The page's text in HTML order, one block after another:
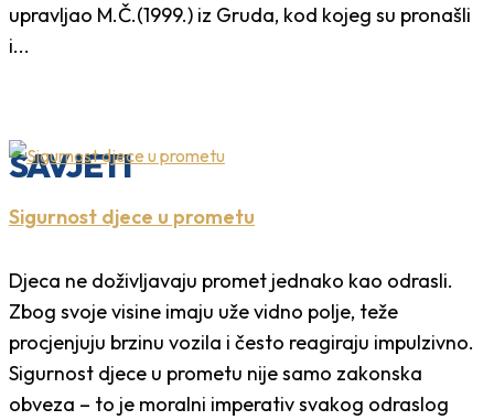
upravljao M.Č.(1999.) iz Gruda, kod kojeg su pronašli
i...
SAVJETI
Sigurnost djece u prometu
Djeca ne doživljavaju promet jednako kao odrasli.
Zbog svoje visine imaju uže vidno polje, teže
procjenjuju brzinu vozila i često reagiraju impulzivno.
Sigurnost djece u prometu nije samo zakonska
obveza – to je moralni imperativ svakog odraslog